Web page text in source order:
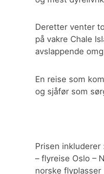
Deretter venter
på vakre Chale
avslappende
En reise som
og sjåfør som
Prisen inkluderer
– flyreise Oslo –
norske flyplasser